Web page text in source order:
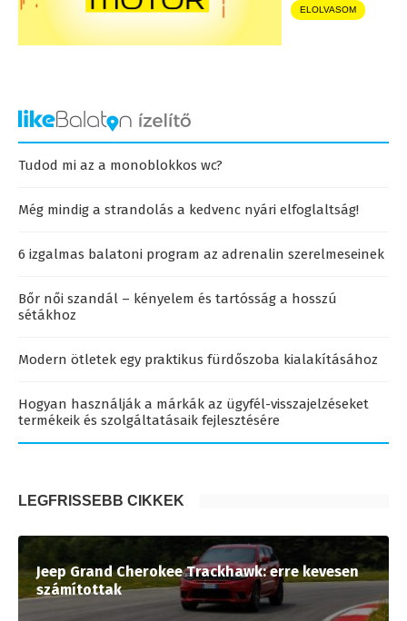
ELOLVASOM
Tudod mi az a monoblokkos wc?
Még mindig a strandolás a kedvenc nyári elfoglaltság!
6 izgalmas balatoni program az adrenalin szerelmeseinek
Bőr női szandál – kényelem és tartósság a hosszú
sétákhoz
Modern ötletek egy praktikus fürdőszoba kialakításához
Hogyan használják a márkák az ügyfél-visszajelzéseket
termékeik és szolgáltatásaik fejlesztésére
LEGFRISSEBB CIKKEK
Jeep Grand Cherokee Trackhawk: erre kevesen
számítottak